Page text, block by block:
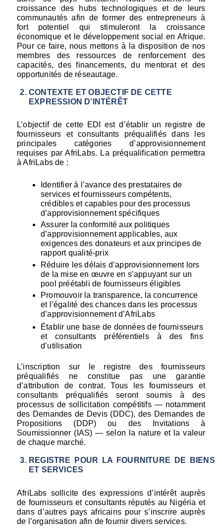
croissance des hubs technologiques et de leurs
communautés afin de former des entrepreneurs à
fort potentiel qui stimuleront la croissance
économique et le développement social en Afrique.
Pour ce faire, nous mettons à la disposition de nos
membres des ressources de renforcement des
capacités, des financements, du mentorat et des
opportunités de réseautage.
CONTEXTE ET OBJECTIF DE CETTE
EXPRESSION D’INTÉRÊT
L’objectif de cette EDI est d’établir un registre de
fournisseurs et consultants préqualifiés dans les
principales catégories d’approvisionnement
requises par AfriLabs. La préqualification permettra
à AfriLabs de :
Identifier à l’avance des prestataires de
services et fournisseurs compétents,
crédibles et capables pour des processus
d’approvisionnement spécifiques
Assurer la conformité aux politiques
d’approvisionnement applicables, aux
exigences des donateurs et aux principes de
rapport qualité-prix
Réduire les délais d’approvisionnement lors
de la mise en œuvre en s’appuyant sur un
pool préétabli de fournisseurs éligibles
Promouvoir la transparence, la concurrence
et l’égalité des chances dans les processus
d’approvisionnement d’AfriLabs
Établir une base de données de fournisseurs
et consultants préférentiels à des fins
d’utilisation
L’inscription sur le registre des fournisseurs
préqualifiés ne constitue pas une garantie
d’attribution de contrat. Tous les fournisseurs et
consultants préqualifiés seront soumis à des
processus de sollicitation compétitifs — notamment
des Demandes de Devis (DDC), des Demandes de
Propositions (DDP) ou des Invitations à
Soumissionner (IAS) — selon la nature et la valeur
de chaque marché.
REGISTRE POUR LA FOURNITURE DE BIENS
ET SERVICES
AfriLabs sollicite des expressions d’intérêt auprès
de fournisseurs et consultants réputés au Nigéria et
dans d’autres pays africains pour s’inscrire auprès
de l’organisation afin de fournir divers services.